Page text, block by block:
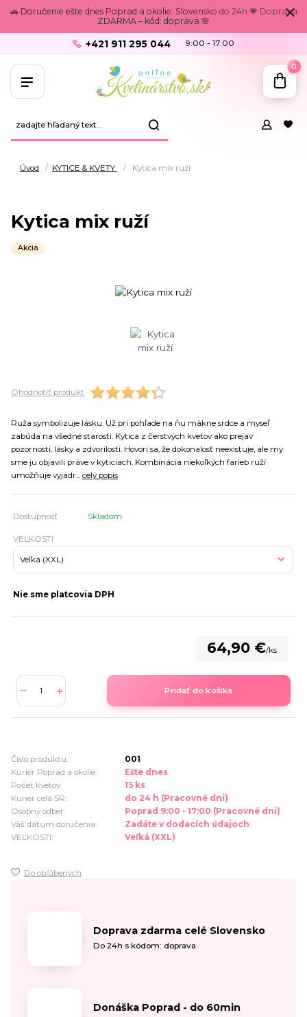
🚗 Doručenie ešte dnes Poprad a okolie. Slovensko do 24h 💗 Doprava
ZDARMA – kód: doprava 🌸
+421 911 295 044 9:00 - 17:00
0
Úvod KYTICE & KVETY Kytica mix ruží
Kytica mix ruží
Akcia
Ohodnotiť produkt
Ruža symbolizuje lásku. Už pri pohľade na ňu mäkne srdce a myseľ
zabúda na všedné starosti. Kytica z čerstvých kvetov ako prejav
pozornosti, lásky a zdvorilosti. Hovorí sa, že dokonalosť neexistuje, ale my
sme ju objavili práve v kyticiach. Kombinácia niekoľkých farieb ruží
umožňuje vyjadr... celý popis
Dostupnosť Skladom
VEĽKOSTI
Nie sme platcovia DPH
64,90 €/ks
Pridať do košíka
Číslo produktu:
001
Kuriér Poprad a okolie:
Ešte dnes
Počet kvetov:
15 ks
Kuriér celá SR:
do 24 h (Pracovné dni)
Osobný odber:
Poprad 9:00 - 17:00 (Pracovné dni)
Váš dátum doručenia:
Zadáte v dodacích údajoch
VEĽKOSTI:
Veľká (XXL)
Do obľúbených
Doprava zdarma celé Slovensko
Do 24h s kódom: doprava
Donáška Poprad - do 60min